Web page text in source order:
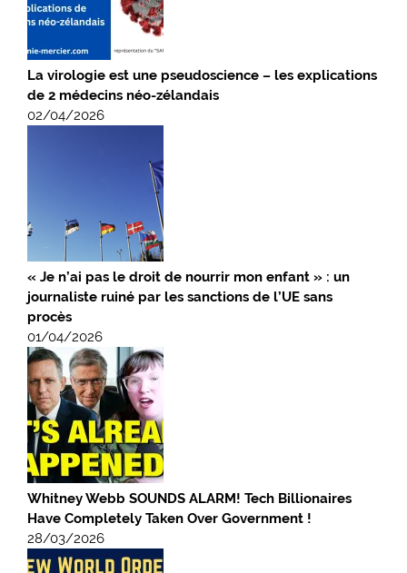
La virologie est une pseudoscience – les explications
de 2 médecins néo-zélandais
02/04/2026
« Je n’ai pas le droit de nourrir mon enfant » : un
journaliste ruiné par les sanctions de l’UE sans
procès
01/04/2026
Whitney Webb SOUNDS ALARM! Tech Billionaires
Have Completely Taken Over Government !
28/03/2026